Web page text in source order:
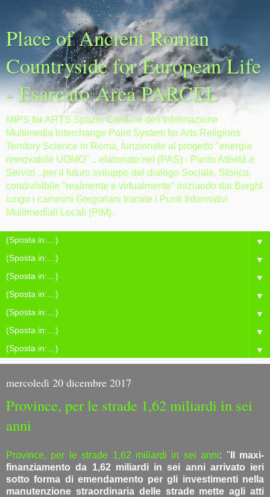
Place of Ancient Roman
Countryside for European Life
- Esarcato Area PARCEL
MIPS for ARTS Spazio Comune dell'Informazione
Multimedia Interchange Point System for Arts Religions
Territory Science in Roma, funzionale al progetto "energia
rinnovabile UOMO" .. elaborato nel (PAS) - Punto Attività e
Servizi ..per il futuro sviluppo del dialogo Sociale, Storico,
condivisibile "realmente e virtualmente" iniziando dai Borghi
lungo i cammini Gregoriani tramite i Punti Informativi
Multimediali Locali (PIM).
▼
▼
▼
▼
▼
▼
▼
mercoledì 20 dicembre 2017
Province, per le strade 1,62 miliardi in sei
anni
Province, per le strade 1,62 miliardi in sei anni: " Il maxi-
finanziamento da 1,62 miliardi in sei anni arrivato ieri
sotto forma di emendamento per gli investimenti nella
manutenzione straordinaria delle strade mette agli atti